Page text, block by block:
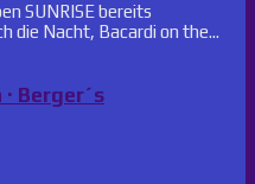
SUNRISE bereits
die Nacht, Bacardi on the...
Berger´s